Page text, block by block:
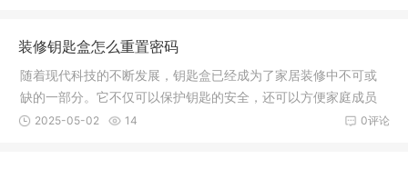
装修钥匙盒怎么重置密码
随着现代科技的不断发展，钥匙盒已经成为了家居装修中不可或
缺的一部分。它不仅可以保护钥匙的安全，还可以方便家庭成员
进出，而
0评论
2025-05-02 14